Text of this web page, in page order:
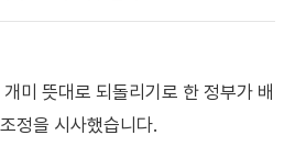
미 뜻대로 되돌리기로 한 정부가 배
정을 시사했습니다.